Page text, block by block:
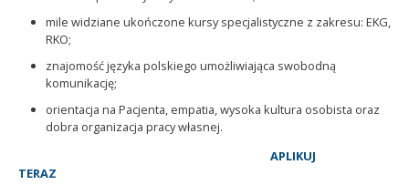
mile widziane ukończone kursy specjalistyczne z zakresu: EKG,
RKO;
znajomość języka polskiego umożliwiająca swobodną
komunikację;
orientacja na Pacjenta, empatia, wysoka kultura osobista oraz
dobra organizacja pracy własnej.
APLIKUJ
TERAZ